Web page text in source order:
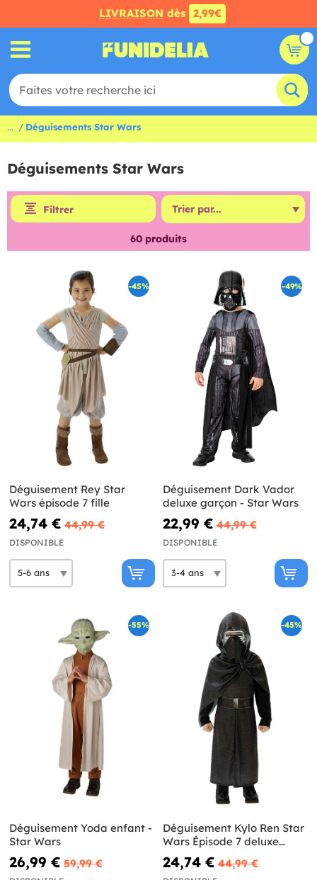
LIVRAISON dès 2,99€
... Déguisements Star Wars
Déguisements Star Wars
Filtrer
60 produits
-45%
Déguisement Rey Star
Wars épisode 7 fille
24,74 € 44,99 €
DISPONIBLE
-49%
Déguisement Dark Vador
deluxe garçon - Star Wars
22,99 € 44,99 €
DISPONIBLE
-55%
Déguisement Yoda enfant -
Star Wars
26,99 € 59,99 €
-45%
Déguisement Kylo Ren Star
Wars Épisode 7 deluxe
enfant
24,74 € 44,99 €